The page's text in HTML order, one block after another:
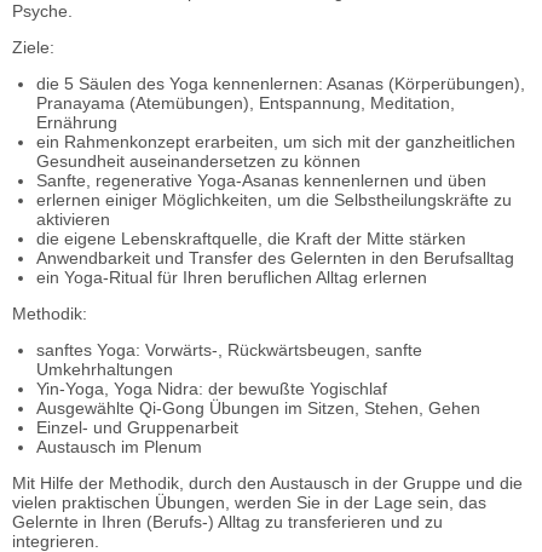
Psyche.
Ziele:
die 5 Säulen des Yoga kennenlernen: Asanas (Körperübungen),
Pranayama (Atemübungen), Entspannung, Meditation,
Ernährung
ein Rahmenkonzept erarbeiten, um sich mit der ganzheitlichen
Gesundheit auseinandersetzen zu können
Sanfte, regenerative Yoga-Asanas kennenlernen und üben
erlernen einiger Möglichkeiten, um die Selbstheilungskräfte zu
aktivieren
die eigene Lebenskraftquelle, die Kraft der Mitte stärken
Anwendbarkeit und Transfer des Gelernten in den Berufsalltag
ein Yoga-Ritual für Ihren beruflichen Alltag erlernen
Methodik:
sanftes Yoga: Vorwärts-, Rückwärtsbeugen, sanfte
Umkehrhaltungen
Yin-Yoga, Yoga Nidra: der bewußte Yogischlaf
Ausgewählte Qi-Gong Übungen im Sitzen, Stehen, Gehen
Einzel- und Gruppenarbeit
Austausch im Plenum
Mit Hilfe der Methodik, durch den Austausch in der Gruppe und die
vielen praktischen Übungen, werden Sie in der Lage sein, das
Gelernte in Ihren (Berufs-) Alltag zu transferieren und zu
integrieren.